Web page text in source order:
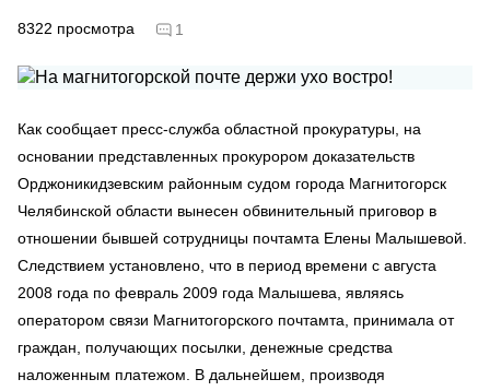
8322 просмотра 1
Как сообщает пресс-служба областной прокуратуры, на
основании представленных прокурором доказательств
Орджоникидзевским районным судом города Магнитогорск
Челябинской области вынесен обвинительный приговор в
отношении бывшей сотрудницы почтамта Елены Малышевой.
Следствием установлено, что в период времени с августа
2008 года по февраль 2009 года Малышева, являясь
оператором связи Магнитогорского почтамта, принимала от
граждан, получающих посылки, денежные средства
наложенным платежом. В дальнейшем, производя